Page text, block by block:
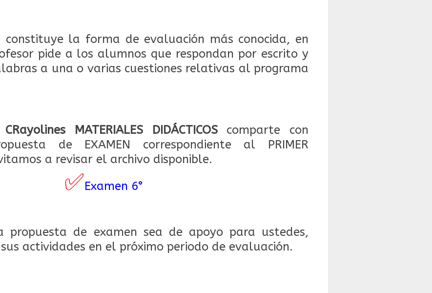
constituye la forma de evaluación más conocida, en
pide a los alumnos que respondan por escrito y
a una o varias cuestiones relativas al programa
CRayolines MATERIALES DIDÁCTICOScomparte con
de EXAMEN correspondiente al PRIMER
a revisar el archivo disponible.
✅Examen 6°
propuesta de examen sea de apoyo para ustedes,
actividades en el próximo periodo de evaluación.